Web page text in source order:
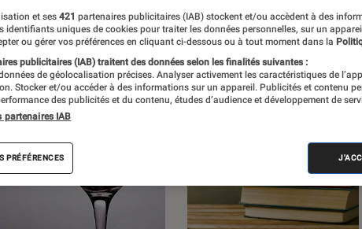
et ses 421 partenaires publicitaires (IAB) stockent et/ou accèdent à des
identifiants uniques de cookies pour traiter les données personnelles, sur un
ou gérer vos préférences en cliquant ci-dessous ou à tout moment dans la
publicitaires (IAB) traitent des données selon les finalités suivantes :
de géolocalisation précises. Analyser activement les caractéristiques de
Stocker et/ou accéder à des informations sur un appareil. Publicités et contenu
des publicités et du contenu, études d’audience et développement de
partenaires IAB
PRÉFÉRENCES